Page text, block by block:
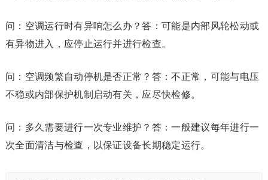
问：空调运行时有异响怎么办？答：可能是内部风轮松动或
有异物进入，应停止运行并进行检查。
问：空调频繁自动停机是否正常？答：不正常，可能与电压
不稳或内部保护机制启动有关，应尽快检修。
问：多久需要进行一次专业维护？答：一般建议每年进行一
次全面清洁与检查，以保证设备长期稳定运行。